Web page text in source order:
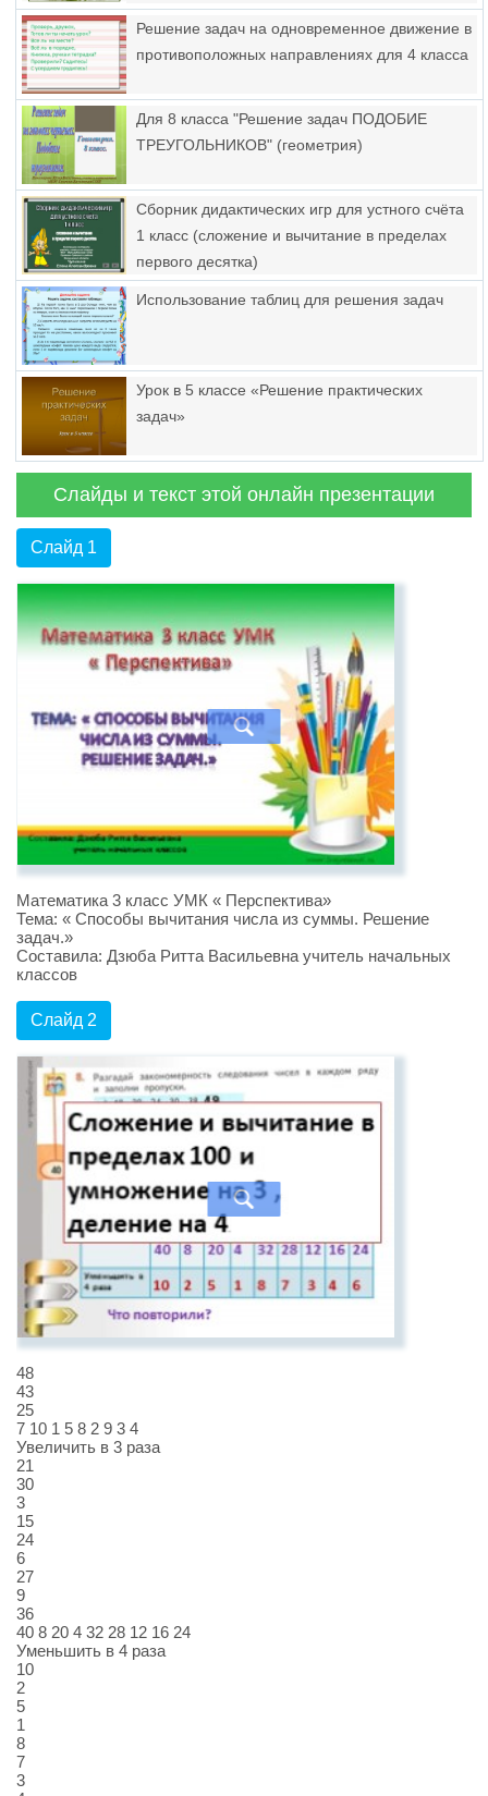
Решение задач на одновременное движение в
противоположных направлениях для 4 класса
Для 8 класса "Решение задач ПОДОБИЕ
ТРЕУГОЛЬНИКОВ" (геометрия)
Сборник дидактических игр для устного счёта
1 класс (сложение и вычитание в пределах
первого десятка)
Использование таблиц для решения задач
Урок в 5 классе «Решение практических
задач»
Слайды и текст этой онлайн презентации
Слайд 1
Математика 3 класс УМК « Перспектива»
Тема: « Способы вычитания числа из суммы. Решение
задач.»
Составила: Дзюба Ритта Васильевна учитель начальных
классов
Слайд 2
48
43
25
7 10 1 5 8 2 9 3 4
Увеличить в 3 раза
21
30
3
15
24
6
27
9
36
40 8 20 4 32 28 12 16 24
Уменьшить в 4 раза
10
2
5
1
8
7
3